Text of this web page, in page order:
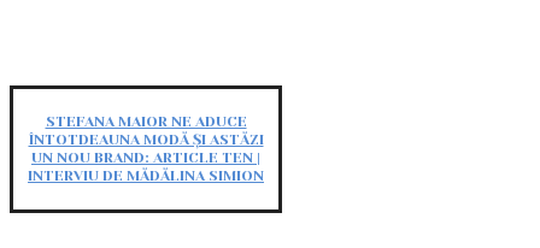
STEFANA MAIOR NE ADUCE
ÎNTOTDEAUNA MODĂ ȘI ASTĂZI
UN NOU BRAND: ARTICLE TEN |
INTERVIU DE MĂDĂLINA SIMION